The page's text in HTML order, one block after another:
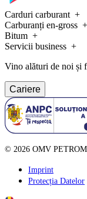
Carduri carburant
Carburanți en-gross
Bitum
Servicii business
Vino alături de noi și
Cariere
© 2026 OMV
Imprint
Protecția Datelor